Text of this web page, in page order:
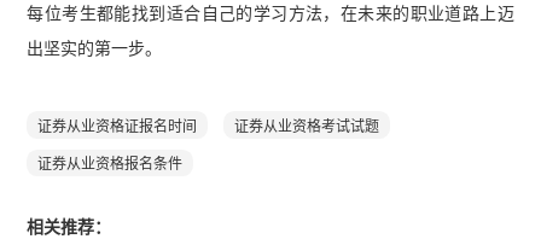
每位考生都能找到适合自己的学习方法，在未来的职业道路上迈
出坚实的第一步。
证券从业资格证报名时间 证券从业资格考试试题
证券从业资格报名条件
相关推荐：